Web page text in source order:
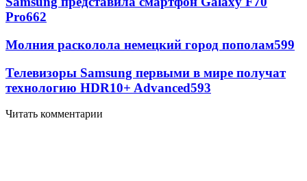
Pro662
Молния расколола немецкий город пополам599
Телевизоры Samsung первыми в мире получат
технологию HDR10+ Advanced593
Читать комментарии